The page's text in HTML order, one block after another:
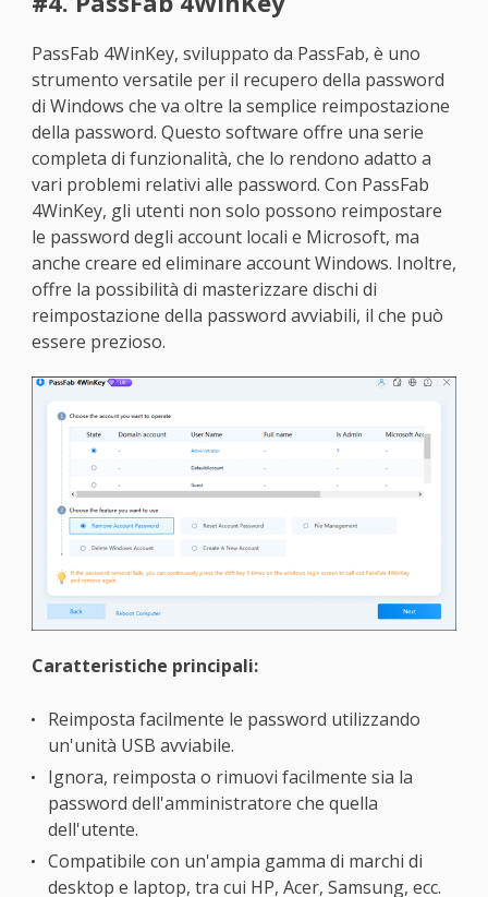
PassFab 4WinKey, sviluppato da PassFab, è uno
strumento versatile per il recupero della password
di Windows che va oltre la semplice reimpostazione
della password. Questo software offre una serie
completa di funzionalità, che lo rendono adatto a
vari problemi relativi alle password. Con PassFab
4WinKey, gli utenti non solo possono reimpostare
le password degli account locali e Microsoft, ma
anche creare ed eliminare account Windows. Inoltre,
offre la possibilità di masterizzare dischi di
reimpostazione della password avviabili, il che può
essere prezioso.
Caratteristiche principali:
Reimposta facilmente le password utilizzando
un'unità USB avviabile.
Ignora, reimposta o rimuovi facilmente sia la
password dell'amministratore che quella
dell'utente.
Compatibile con un'ampia gamma di marchi di
desktop e laptop, tra cui HP, Acer, Samsung, ecc.